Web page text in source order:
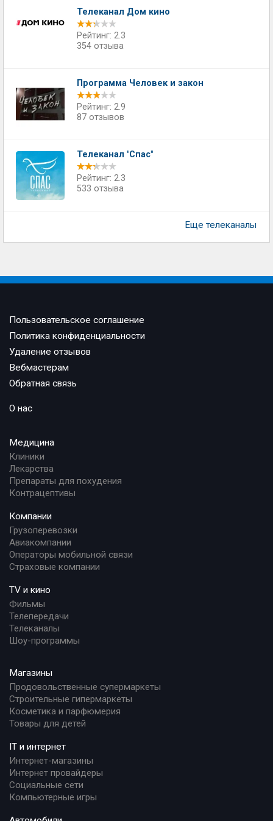
Телеканал Дом кино
Рейтинг: 2.3
354 отзыва
Программа Человек и закон
Рейтинг: 2.9
87 отзывов
Телеканал "Спас"
Рейтинг: 2.3
533 отзыва
Еще телеканалы
Пользовательское соглашение
Политика конфиденциальности
Удаление отзывов
Вебмастерам
Обратная связь
О нас
Медицина
Клиники
Лекарства
Препараты для похудения
Контрацептивы
Компании
Грузоперевозки
Авиакомпании
Операторы мобильной связи
Страховые компании
TV и кино
Фильмы
Телепередачи
Телеканалы
Шоу-программы
Магазины
Продовольственные супермаркеты
Строительные гипермаркеты
Косметика и парфюмерия
Товары для детей
IT и интернет
Интернет-магазины
Интернет провайдеры
Социальные сети
Компьютерные игры